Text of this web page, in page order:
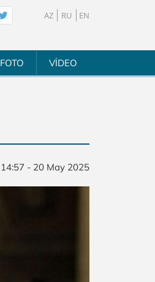
AZ RU EN
FOTO VİDEO
14:57 - 20 May 2025